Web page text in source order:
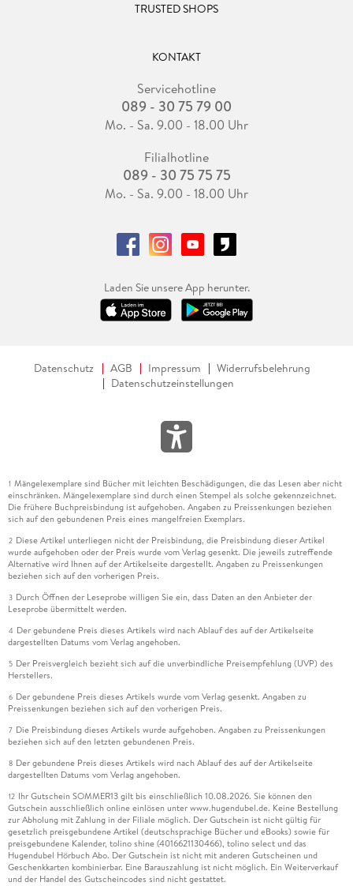
TRUSTED SHOPS
KONTAKT
Servicehotline
089 - 30 75 79 00
Mo. - Sa. 9.00 - 18.00 Uhr
Filialhotline
089 - 30 75 75 75
Mo. - Sa. 9.00 - 18.00 Uhr
Laden Sie unsere App herunter.
Datenschutz AGB Impressum
Widerrufsbelehrung
Datenschutzeinstellungen
1 Mängelexemplare sind Bücher mit leichten Beschädigungen, die das Lesen aber nicht
einschränken. Mängelexemplare sind durch einen Stempel als solche gekennzeichnet.
Die frühere Buchpreisbindung ist aufgehoben. Angaben zu Preissenkungen beziehen
sich auf den gebundenen Preis eines mangelfreien Exemplars.
2 Diese Artikel unterliegen nicht der Preisbindung, die Preisbindung dieser Artikel
wurde aufgehoben oder der Preis wurde vom Verlag gesenkt. Die jeweils zutreffende
Alternative wird Ihnen auf der Artikelseite dargestellt. Angaben zu Preissenkungen
beziehen sich auf den vorherigen Preis.
3 Durch Öffnen der Leseprobe willigen Sie ein, dass Daten an den Anbieter der
Leseprobe übermittelt werden.
4 Der gebundene Preis dieses Artikels wird nach Ablauf des auf der Artikelseite
dargestellten Datums vom Verlag angehoben.
5 Der Preisvergleich bezieht sich auf die unverbindliche Preisempfehlung (UVP) des
Herstellers.
6 Der gebundene Preis dieses Artikels wurde vom Verlag gesenkt. Angaben zu
Preissenkungen beziehen sich auf den vorherigen Preis.
7 Die Preisbindung dieses Artikels wurde aufgehoben. Angaben zu Preissenkungen
beziehen sich auf den letzten gebundenen Preis.
8 Der gebundene Preis dieses Artikels wird nach Ablauf des auf der Artikelseite
dargestellten Datums vom Verlag angehoben.
12 Ihr Gutschein SOMMER13 gilt bis einschließlich 10.08.2026. Sie können den
Gutschein ausschließlich online einlösen unter www.hugendubel.de. Keine Bestellung
zur Abholung mit Zahlung in der Filiale möglich. Der Gutschein ist nicht gültig für
gesetzlich preisgebundene Artikel (deutschsprachige Bücher und eBooks) sowie für
preisgebundene Kalender, tolino shine (4016621130466), tolino select und das
Hugendubel Hörbuch Abo. Der Gutschein ist nicht mit anderen Gutscheinen und
Geschenkkarten kombinierbar. Eine Barauszahlung ist nicht möglich. Ein Weiterverkauf
und der Handel des Gutscheincodes sind nicht gestattet.